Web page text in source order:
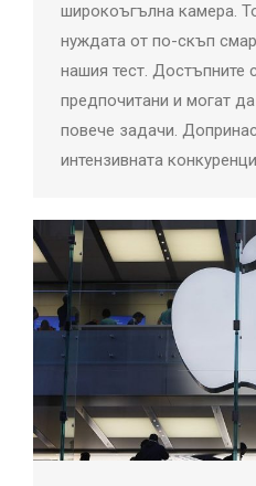
широкоъгълна камера.
нуждата от по-скъп
нашия тест. Достъпните
предпочитани и могат
повече задачи.
интензивната